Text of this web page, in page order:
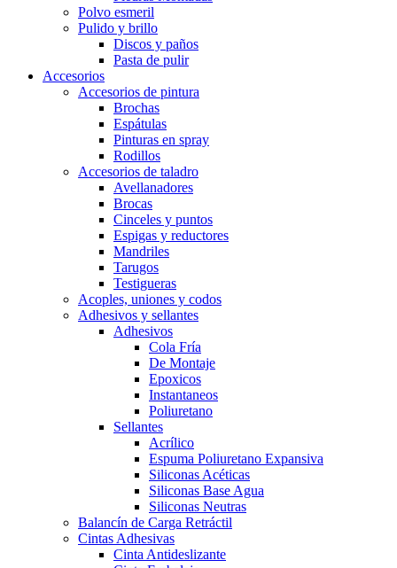
Polvo esmeril
Pulido y brillo
Discos y paños
Pasta de pulir
Accesorios
Accesorios de pintura
Brochas
Espátulas
Pinturas en spray
Rodillos
Accesorios de taladro
Avellanadores
Brocas
Cinceles y puntos
Espigas y reductores
Mandriles
Tarugos
Testigueras
Acoples, uniones y codos
Adhesivos y sellantes
Adhesivos
Cola Fría
De Montaje
Epoxicos
Instantaneos
Poliuretano
Sellantes
Acrílico
Espuma Poliuretano Expansiva
Siliconas Acéticas
Siliconas Base Agua
Siliconas Neutras
Balancín de Carga Retráctil
Cintas Adhesivas
Cinta Antideslizante